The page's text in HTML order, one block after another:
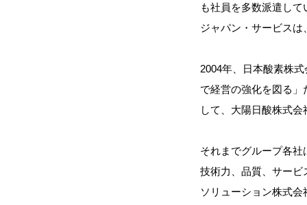
も社員を多数派遣し
ジャパン・サービス
2004年、日本酸素株
で経営の強化を図る
して、大陽日酸株式
それまでグループ各
技術力、品質、サービ
ソリューション株式